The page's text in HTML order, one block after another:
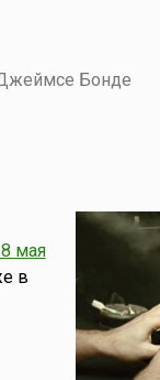
Джеймсе Бонде
мая
в